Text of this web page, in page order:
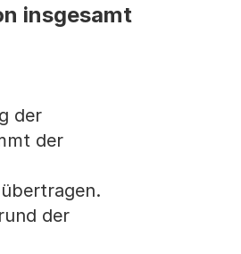
insgesamt
der
der
der